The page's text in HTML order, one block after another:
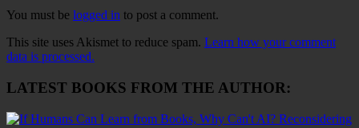
You must be logged in to post a comment.
This site uses Akismet to reduce spam. Learn how your comment
data is processed.
LATEST BOOKS FROM THE AUTHOR: